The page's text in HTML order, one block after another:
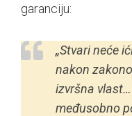
garanciju:
„Stvari neće
nakon
izvršna
međusobno